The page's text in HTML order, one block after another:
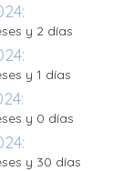
y 2 días
y 1 días
y 0 días
y 30 días